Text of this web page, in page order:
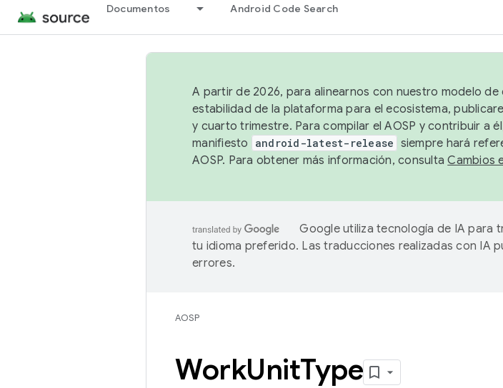
Documentos Android Code Search
A partir de 2026, para alinearnos con nuestro modelo
estabilidad de la plataforma para el ecosistema,
y cuarto trimestre. Para compilar el AOSP y contribuir a
manifiesto
android-latest-release siempre hará
AOSP. Para obtener más información, consultaCambios
Google utiliza tecnología de IA para
tu idioma preferido. Las traducciones realizadas con IA
errores.
AOSP
WorkUnitType